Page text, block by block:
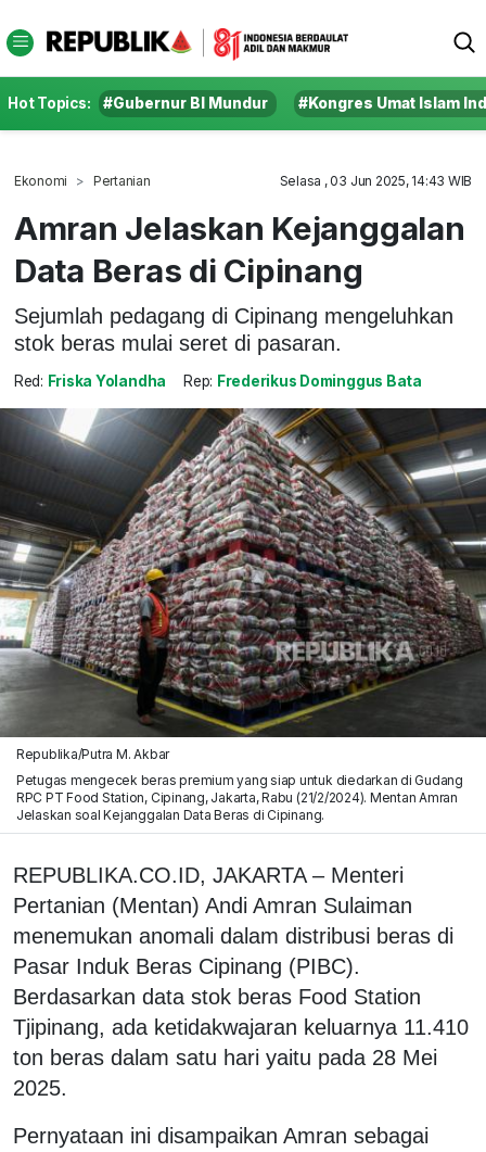
Hot Topics: #Gubernur BI Mundur #Kongres Umat Islam
Ekonomi Pertanian Selasa , 03 Jun 2025, 14:43 WIB
Amran Jelaskan Kejanggalan
Data Beras di Cipinang
Sejumlah pedagang di Cipinang mengeluhkan
stok beras mulai seret di pasaran.
Red: Friska Yolandha Rep: Frederikus Dominggus Bata
Republika/Putra M. Akbar
Petugas mengecek beras premium yang siap untuk diedarkan di Gudang
RPC PT Food Station, Cipinang, Jakarta, Rabu (21/2/2024). Mentan Amran
Jelaskan soal Kejanggalan Data Beras di Cipinang.
REPUBLIKA.CO.ID, JAKARTA – Menteri
Pertanian (Mentan) Andi Amran Sulaiman
menemukan anomali dalam distribusi beras di
Pasar Induk Beras Cipinang (PIBC).
Berdasarkan data stok beras Food Station
Tjipinang, ada ketidakwajaran keluarnya 11.410
ton beras dalam satu hari yaitu pada 28 Mei
2025.
Pernyataan ini disampaikan Amran sebagai